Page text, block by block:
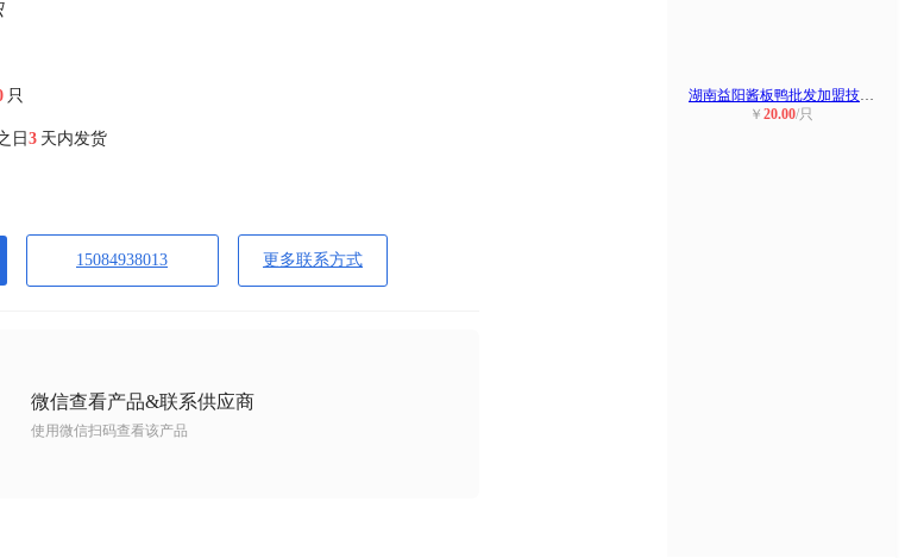
只
日3 天内发货
15084938013 更多联系方式
微信查看产品&联系供应商
使用微信扫码查看该产品
湖南益阳酱板鸭批发加盟技术培训湘春
￥ 20.00/只